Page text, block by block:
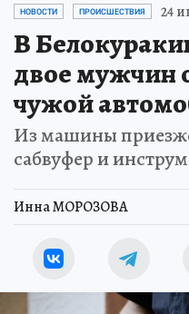
НОВОСТИ ПРОИСШЕСТВИЯ 24
В
двое мужчин
чужой
Из машины
сабвуфер и
Инна МОРОЗОВА